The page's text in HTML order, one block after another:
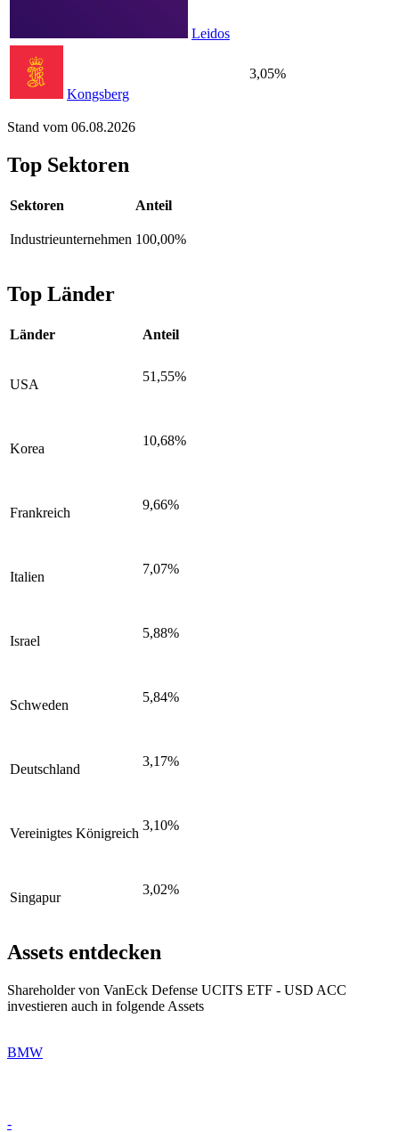
Leidos
Kongsberg
3,05%
Stand vom 06.08.2026
Top Sektoren
Sektoren Anteil
Industrieunternehmen 100,00%
Top Länder
Länder Anteil
USA
51,55%
Korea
10,68%
Frankreich
9,66%
Italien
7,07%
Israel
5,88%
Schweden
5,84%
Deutschland
3,17%
Vereinigtes Königreich
3,10%
Singapur
3,02%
Assets entdecken
Shareholder von VanEck Defense UCITS ETF - USD ACC
investieren auch in folgende Assets
BMW
-